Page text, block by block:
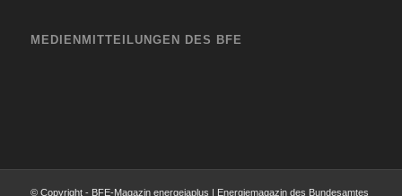
MEDIENMITTEILUNGEN DES BFE
© Copyright - BFE-Magazin energeiaplus | Energiemagazin des Bundesamtes